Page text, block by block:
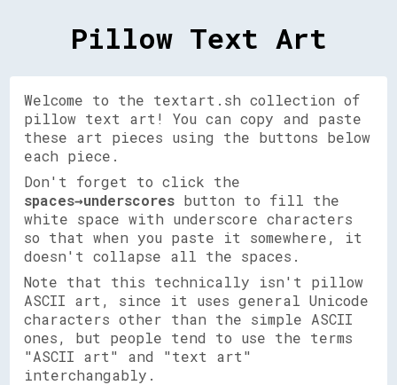
Pillow Text Art
Welcome to the textart.sh collection of
pillow text art! You can copy and paste
these art pieces using the buttons below
each piece.
Don't forget to click the
spaces→underscores button to fill the
white space with underscore characters
so that when you paste it somewhere, it
doesn't collapse all the spaces.
Note that this technically isn't pillow
ASCII art, since it uses general Unicode
characters other than the simple ASCII
ones, but people tend to use the terms
"ASCII art" and "text art"
interchangably.